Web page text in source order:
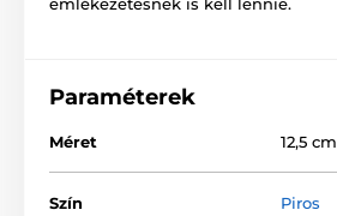
Paraméterek
Méret 12,5 cm
Szín Piros